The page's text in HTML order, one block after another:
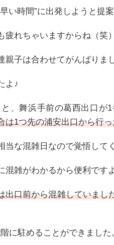
い時間”に出発しようと提案
れちゃいますからね（笑）
子は合わせてがんばりま
よ♪
、舞浜手前の葛西出口が
は1つ先の浦安出口から行
な混雑日なので覚悟して
雑がわかるから便利ですよ
出口前から混雑していまし
に駐めることができました